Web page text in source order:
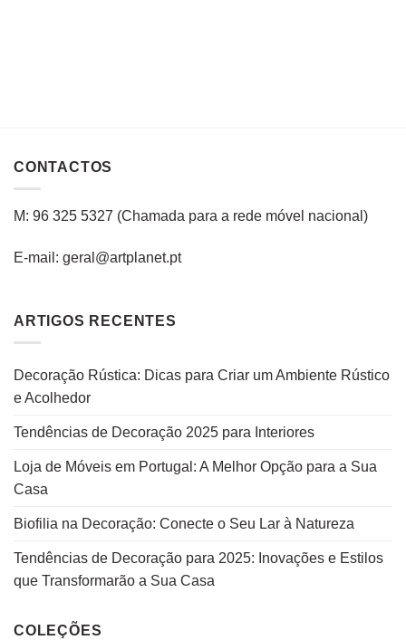
CONTACTOS
M: 96 325 5327 (Chamada para a rede móvel nacional )
E-mail: geral@artplanet.pt
ARTIGOS RECENTES
Decoração Rústica: Dicas para Criar um Ambiente Rústico
e Acolhedor
Tendências de Decoração 2025 para Interiores
Loja de Móveis em Portugal: A Melhor Opção para a Sua
Casa
Biofilia na Decoração: Conecte o Seu Lar à Natureza
Tendências de Decoração para 2025: Inovações e Estilos
que Transformarão a Sua Casa
COLEÇÕES